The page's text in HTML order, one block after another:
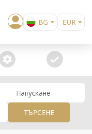
BG
RO
EUR
extra_services confirm
Напускане
ТЪРСЕНЕ